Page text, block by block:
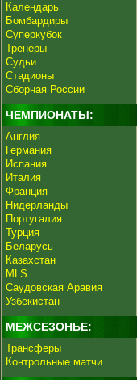
Календарь
Бомбардиры
Суперкубок
Тренеры
Судьи
Стадионы
Сборная России
ЧЕМПИОНАТЫ:
Англия
Германия
Испания
Италия
Франция
Нидерланды
Португалия
Турция
Беларусь
Казахстан
MLS
Саудовская Аравия
Узбекистан
МЕЖСЕЗОНЬЕ:
Трансферы
Контрольные матчи